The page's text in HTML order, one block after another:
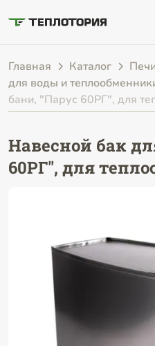
Главная Каталог
для воды и
бани, "Парус 60РГ", для
Навесной бак
60РГ", для